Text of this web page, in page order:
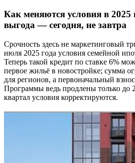
Как меняются условия в
выгода — сегодня, не завтра
Срочность здесь не маркетинговый
июля 2025 года условия семейной
Теперь такой кредит по ставке 6%
первое жильё в новостройке; сумма
для регионов, а первоначальный
Программы ведь продлены только до
квартал условия корректируются.